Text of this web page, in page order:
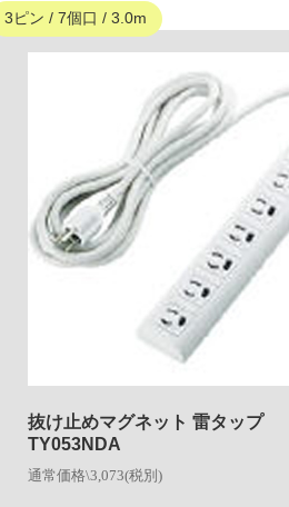
3ピン / 7個口 / 3.0m
抜け止めマグネット 雷タップ
TY053NDA
通常価格\3,073(税別)